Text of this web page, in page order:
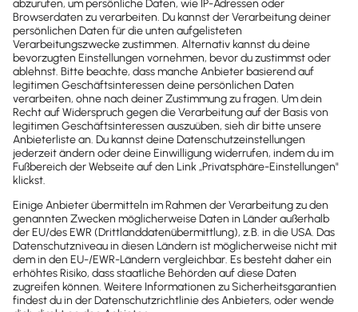
Marketing & Vertrieb
Markenanmeldung einfach erklärt: So sicherst
du deine Marke
Marken anmelden, Kosten planen, Fehler vermeiden